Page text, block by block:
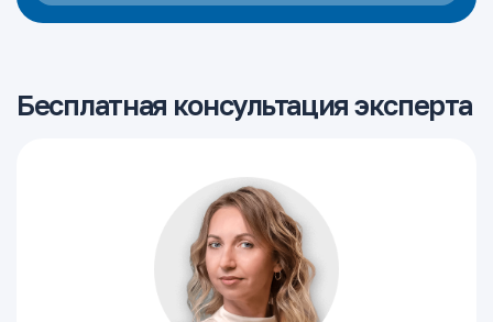
Бесплатная консультация эксперта